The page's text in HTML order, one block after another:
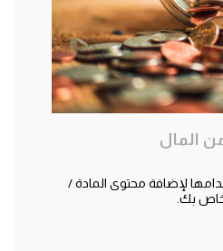
المال
لإضافة محتوى المادة /
بك.